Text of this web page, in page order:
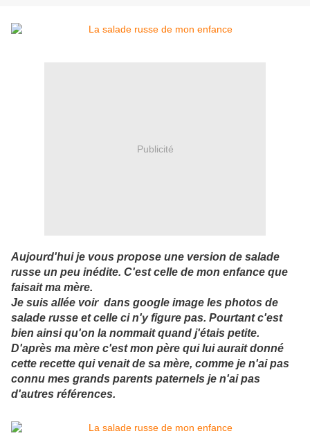
Publicité
Aujourd'hui je vous propose une version de salade
russe un peu inédite. C'est celle de mon enfance que
faisait ma mère.
Je suis allée voir dans google image les photos de
salade russe et celle ci n'y figure pas. Pourtant c'est
bien ainsi qu'on la nommait quand j'étais petite.
D'après ma mère c'est mon père qui lui aurait donné
cette recette qui venait de sa mère, comme je n'ai pas
connu mes grands parents paternels je n'ai pas
d'autres références.